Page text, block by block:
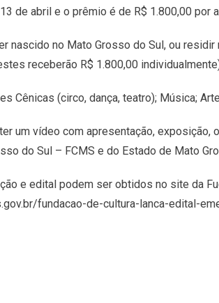
de abril e o prêmio é de R$ 1.800,00 por
nascido no Mato Grosso do Sul, ou
receberão R$ 1.800,00
Cênicas (circo, dança, teatro); Música;
um vídeo com apresentação,
do Sul – FCMS e do Estado de Mato
e edital podem ser obtidos no site da
fundacao-de-cultura-lanca-edital-